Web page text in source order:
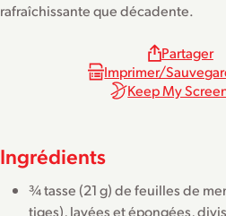
rafraîchissante que décadente.
Partager
Imprimer/
Keep My
Ingrédients
¾ tasse (21 g) de feuilles de
tiges), lavées et épongées,